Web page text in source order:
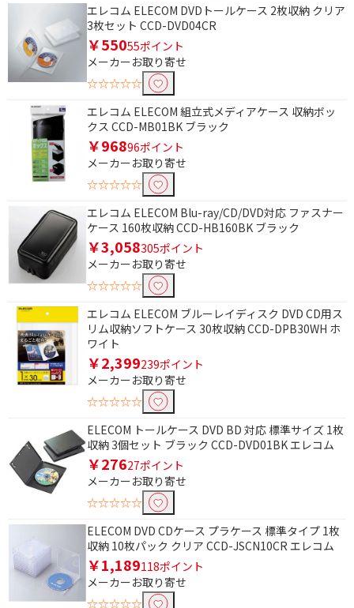
エレコム ELECOM DVDトールケース 2枚収納 クリア
3枚セット CCD-DVD04CR
￥55055ポイント
メーカーお取り寄せ
☆☆☆☆☆
エレコム ELECOM 組立式メディアケース 収納ボッ
クス CCD-MB01BK ブラック
￥96896ポイント
メーカーお取り寄せ
☆☆☆☆☆
エレコム ELECOM Blu-ray/CD/DVD対応 ファスナー
ケース 160枚収納 CCD-HB160BK ブラック
￥3,058305ポイント
メーカーお取り寄せ
☆☆☆☆☆
エレコム ELECOM ブルーレイディスク DVD CD用ス
リム収納ソフトケース 30枚収納 CCD-DPB30WH ホ
ワイト
￥2,399239ポイント
メーカーお取り寄せ
☆☆☆☆☆
ELECOM トールケース DVD BD 対応 標準サイズ 1枚
収納 3個セット ブラック CCD-DVD01BK エレコム
￥27627ポイント
メーカーお取り寄せ
☆☆☆☆☆
ELECOM DVD CDケース プラケース 標準タイプ 1枚
収納 10枚パック クリア CCD-JSCN10CR エレコム
￥1,189118ポイント
メーカーお取り寄せ
☆☆☆☆☆